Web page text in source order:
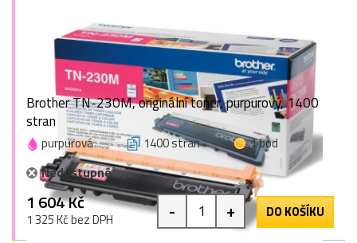
Brother TN-230M, originální toner, purpurový, 1400
stran
purpurová 1400 stran
1 bod
Nedostupné
1 604 Kč
1 325 Kč bez DPH - + DO KOŠÍKU